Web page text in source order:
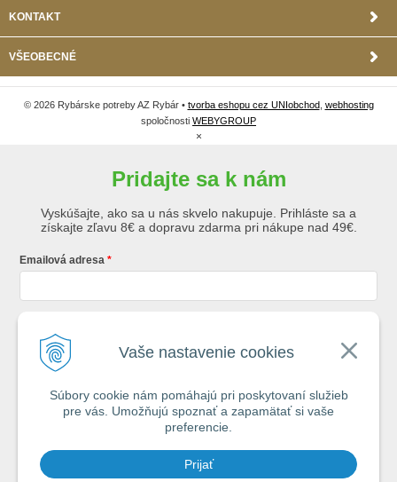
Vaše nastavenie cookies
Súbory cookie nám pomáhajú pri poskytovaní služieb
pre vás. Umožňujú spoznať a zapamätať si vaše
preferencie.
Prijať
KONTAKT
VŠEOBECNÉ
© 2026 Rybárske potreby AZ Rybár • tvorba eshopu cez UNIobchod, webhosting
spoločnosti WEBYGROUP
×
Pridajte sa k nám
Vyskúšajte, ako sa u nás skvelo nakupuje. Prihláste sa a
získajte zľavu 8€ a dopravu zdarma pri nákupe nad 49€.
Emailová adresa
Registráciou súhlasíte sovšeobecnými obchodnými podmienkami AZ
s.r.o.
Spamovať vás nebudeme. Max. 2x týždenne vám pošleme e-mail s tipmi